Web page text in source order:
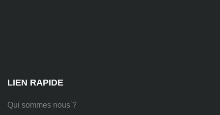
LIEN RAPIDE
Qui sommes nous ?